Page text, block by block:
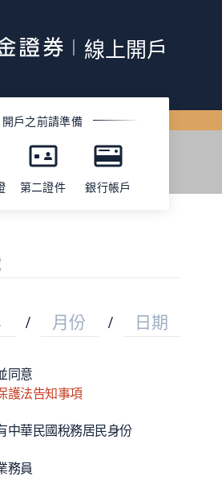
線上開戶
開戶之前請準備
第二證件 銀行帳戶
/ 月份 / 日期
同意
護法告知事項
中華民國稅務居民身份
務員